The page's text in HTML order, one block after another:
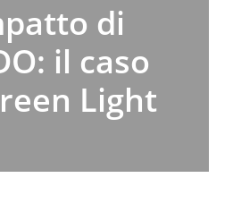
di
il caso
Light